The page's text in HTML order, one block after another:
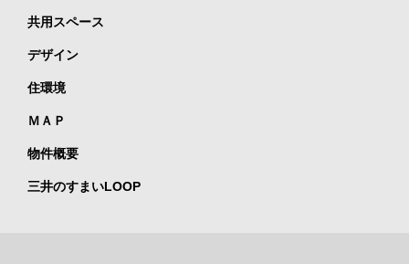
共用スペース
デザイン
住環境
ＭＡＰ
物件概要
三井のすまいLOOP